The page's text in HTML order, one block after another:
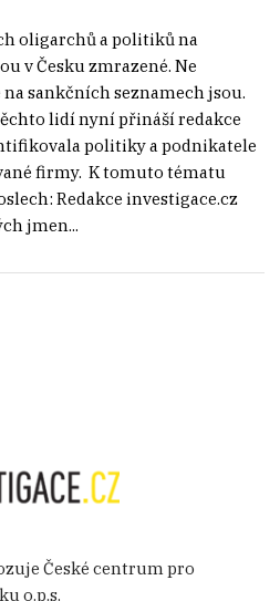
oligarchů a politiků na
v Česku zmrazené. Ne
sankčních seznamech jsou.
lidí nyní přináší redakce
politiky a podnikatele
firmy. K tomuto tématu
Redakce investigace.cz
jmen...
České centrum pro
o.p.s.